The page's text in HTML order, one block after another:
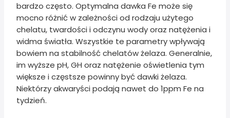
bardzo często. Optymalna dawka Fe może się
mocno różnić w zależności od rodzaju użytego
chelatu, twardości i odczynu wody oraz natężenia i
widma światła. Wszystkie te parametry wpływają
bowiem na stabilność chelatów żelaza. Generalnie,
im wyższe pH, GH oraz natężenie oświetlenia tym
większe i częstsze powinny być dawki żelaza.
Niektórzy akwaryści podają nawet do 1ppm Fe na
tydzień.